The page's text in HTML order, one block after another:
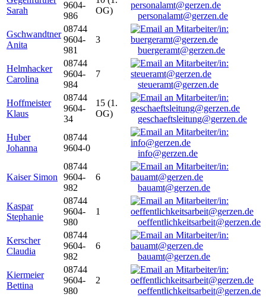
Sarah
9604-
986
OG)
personalamt@gerzen.de
Gschwandtner
Anita
08744
9604-
981
3
buergeramt@gerzen.de
Helmhacker
Carolina
08744
9604-
984
7
steueramt@gerzen.de
Hoffmeister
Klaus
08744
9604-
34
15 (1.
OG)
geschaeftsleitung@gerzen.de
Huber
Johanna
08744
9604-0
info@gerzen.de
Kaiser Simon
08744
9604-
982
6
bauamt@gerzen.de
Kaspar
Stephanie
08744
9604-
980
1
oeffentlichkeitsarbeit@gerzen.de
Kerscher
Claudia
08744
9604-
982
6
bauamt@gerzen.de
Kiermeier
Bettina
08744
9604-
980
2
oeffentlichkeitsarbeit@gerzen.de